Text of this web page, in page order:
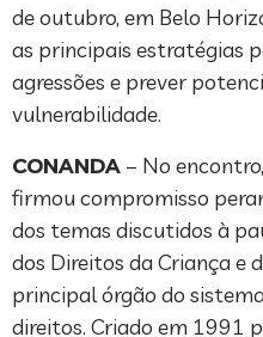
de outubro, em Belo
as principais estratégias
agressões e prever
vulnerabilidade.
CONANDA – No
firmou compromisso
dos temas discutidos à
dos Direitos da Criança e
principal órgão do
direitos. Criado em 1991